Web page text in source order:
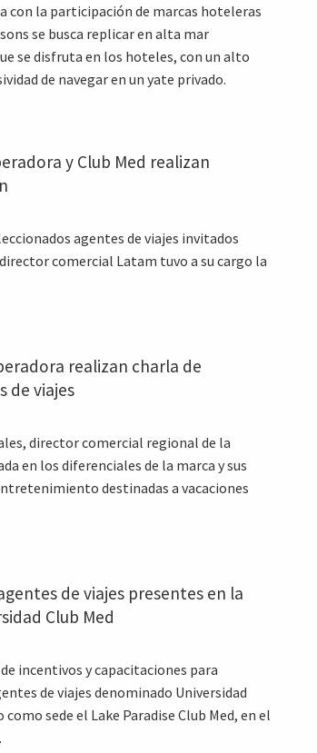
con la participación de marcas hoteleras
se busca replicar en alta mar
se disfruta en los hoteles, con un alto
de navegar en un yate privado.
y Club Med realizan
agentes de viajes invitados
comercial Latam tuvo a su cargo la
realizan charla de
de viajes
director comercial regional de la
en los diferenciales de la marca y sus
destinadas a vacaciones
de viajes presentes en la
Club Med
incentivos y capacitaciones para
de viajes denominado Universidad
sede el Lake Paradise Club Med, en el